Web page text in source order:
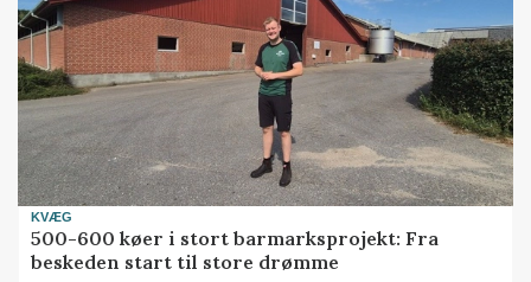
KVÆG
500-600 køer i stort barmarksprojekt: Fra
beskeden start til store drømme